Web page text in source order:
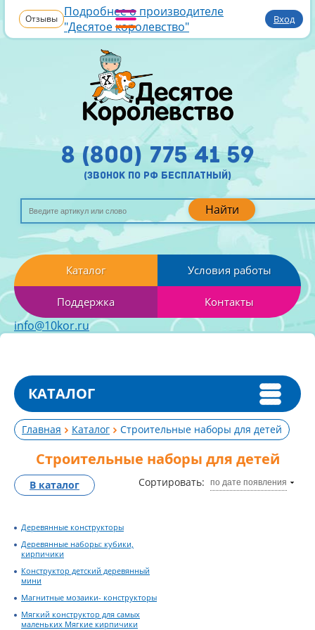
Отзывы Подробнее о производителе
"Десятое королевство"
Вход
Найти
8 (800) 775 41 59
(звонок по рф бесплатный)
Каталог Условия работы
Поддержка Контакты
info@10kor.ru
КАТАЛОГ
Главная Каталог Строительные наборы для детей
Строительные наборы для детей
Сортировать: по дате появления
В каталог
Деревянные конструкторы
Деревянные наборы: кубики,
кирпичики
Конструктор детский деревянный
мини
Магнитные мозаики- конструкторы
Мягкий конструктор для самых
маленьких Мягкие кирпичики